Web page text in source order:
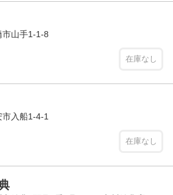
山手1-1-8
在庫なし
入船1-4-1
在庫なし